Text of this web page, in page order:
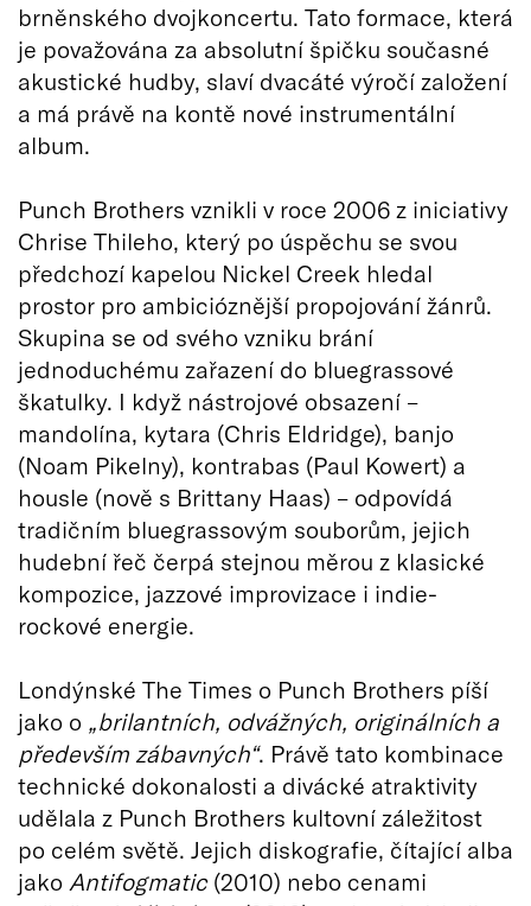
brněnského dvojkoncertu. Tato formace, která
je považována za absolutní špičku současné
akustické hudby, slaví dvacáté výročí založení
a má právě na kontě nové instrumentální
album.
Punch Brothers vznikli v roce 2006 z iniciativy
Chrise Thileho, který po úspěchu se svou
předchozí kapelou Nickel Creek hledal
prostor pro ambicióznější propojování žánrů.
Skupina se od svého vzniku brání
jednoduchému zařazení do bluegrassové
škatulky. I když nástrojové obsazení –
mandolína, kytara (Chris Eldridge), banjo
(Noam Pikelny), kontrabas (Paul Kowert) a
housle (nově s Brittany Haas) – odpovídá
tradičním bluegrassovým souborům, jejich
hudební řeč čerpá stejnou měrou z klasické
kompozice, jazzové improvizace i indie-
rockové energie.
Londýnské The Times o Punch Brothers píší
jako o „brilantních, odvážných, originálních a
především zábavných“. Právě tato kombinace
technické dokonalosti a divácké atraktivity
udělala z Punch Brothers kultovní záležitost
po celém světě. Jejich diskografie, čítající alba
jako Antifogmatic(2010) nebo cenami